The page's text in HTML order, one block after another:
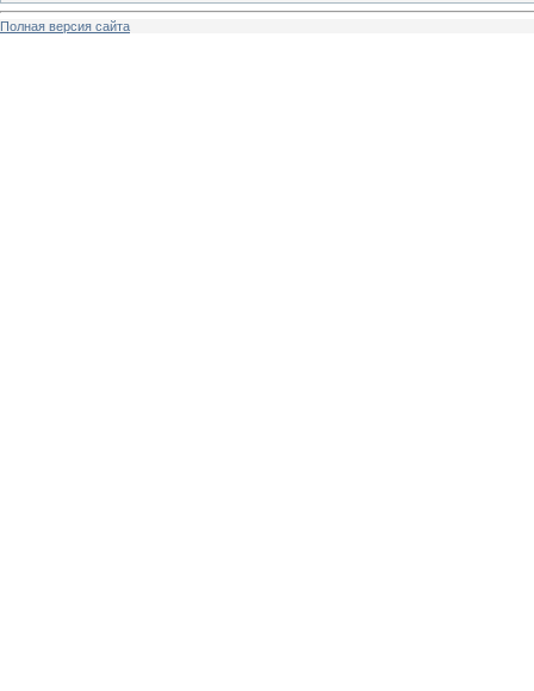
Полная версия сайта